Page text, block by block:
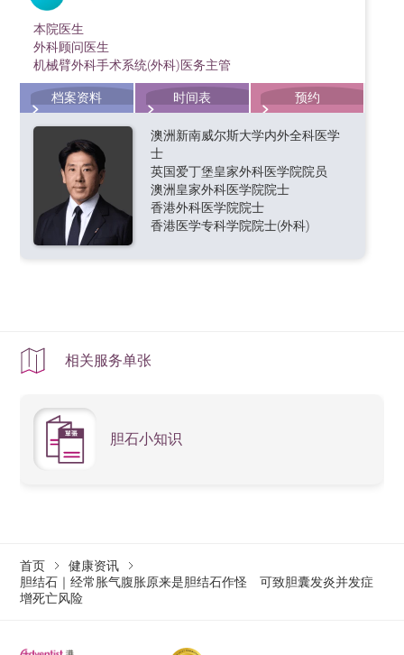
本院医生
外科顾问医生
机械臂外科手术系统(外科)医务主管
档案资料 时间表 预约
澳洲新南威尔斯大学内外全科医学
士
英国爱丁堡皇家外科医学院院员
澳洲皇家外科医学院院士
香港外科医学院院士
香港医学专科学院院士(外科)
相关服务单张
胆石小知识
首页
健康资讯
胆结石｜经常胀气腹胀原来是胆结石作怪 可致胆囊发炎并发症
增死亡风险